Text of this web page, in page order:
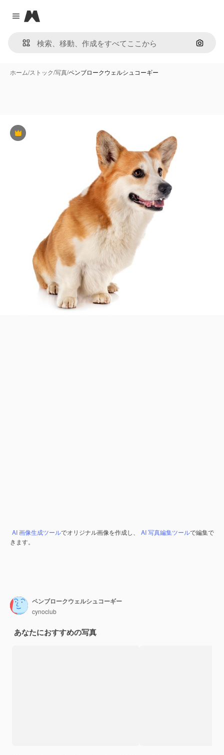
Close menu
Magnific
画像で
ホーム/ストック/写真/ペンブロークウェルシュコーギー
Premium
AI 画像生成ツールでオリジナル画像を作成し、 AI 写真編集ツールで編集で
きます。
ペンブロークウェルシュコーギー
cynoclub
あなたにおすすめの写真